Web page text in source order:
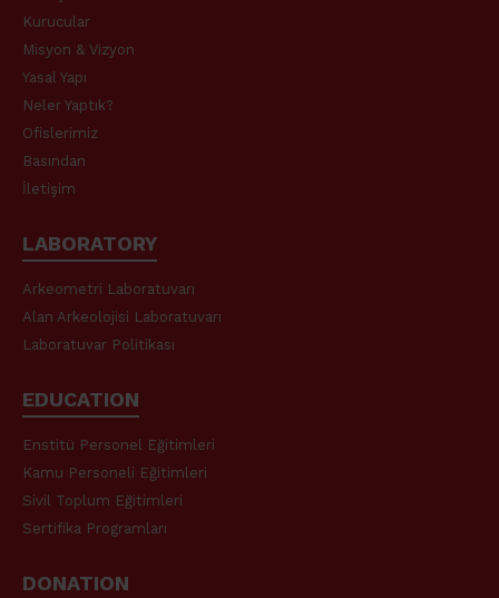
Kurucular
Misyon & Vizyon
Yasal Yapı
Neler Yaptık?
Ofislerimiz
Basından
İletişim
LABORATORY
Arkeometri Laboratuvarı
Alan Arkeolojisi Laboratuvarı
Laboratuvar Politikası
EDUCATION
Enstitü Personel Eğitimleri
Kamu Personeli Eğitimleri
Sivil Toplum Eğitimleri
Sertifika Programları
DONATION